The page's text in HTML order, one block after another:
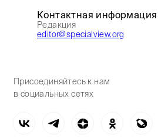
Контактная информация
Редакция
editor@specialview.org
Присоединяйтесь к нам
в социальных сетях